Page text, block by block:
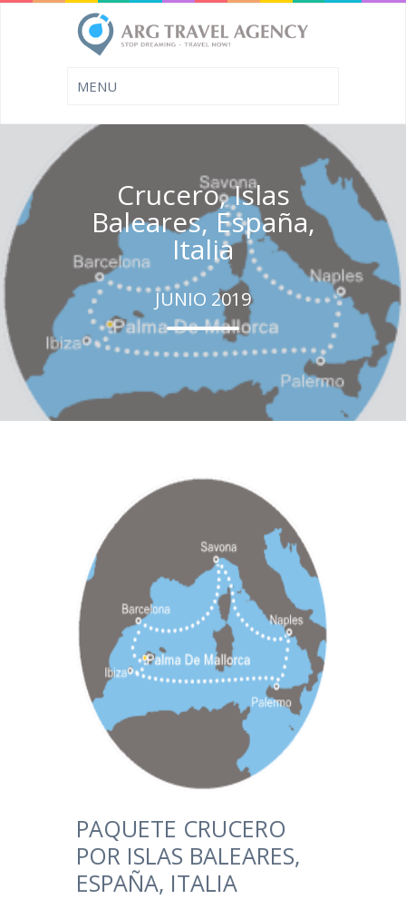
Crucero, Islas
Baleares, España,
Italia
JUNIO 2019
PAQUETE CRUCERO
POR ISLAS BALEARES,
ESPAÑA, ITALIA